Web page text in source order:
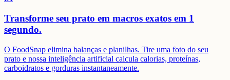
Transforme seu prato em macros exatos em 1
segundo.
O FoodSnap elimina balanças e planilhas. Tire uma foto do seu
prato e nossa inteligência artificial calcula calorias, proteínas,
carboidratos e gorduras instantaneamente.